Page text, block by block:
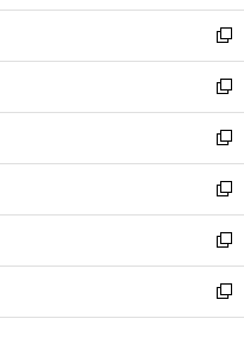
開
く
ウ
で
開
く
ン
ド
ウ
で
開
く
新
し
い
ウ
ィ
ン
ド
ウ
で
開
く
新
し
い
ウ
ィ
ン
ド
ウ
で
開
新
し
い
ウ
ィ
ン
ド
ウ
新
し
い
ウ
ィ
ン
新
し
い
ウ
新
し